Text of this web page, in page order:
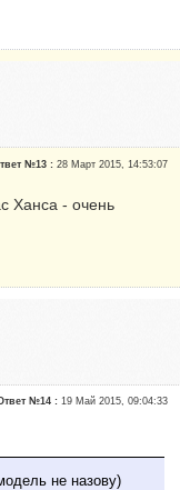
№13 :28 Март 2015, 14:53:07
Ханса - очень
№14 :19 Май 2015, 09:04:33
не назову)